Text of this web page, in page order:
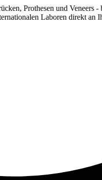
Prothesen und Veneers
Laboren direkt an